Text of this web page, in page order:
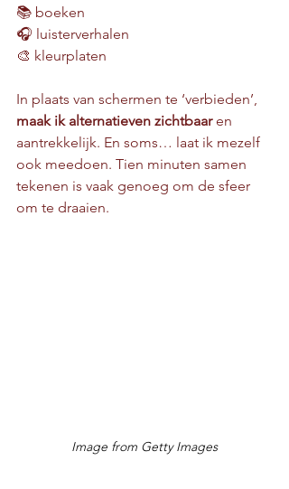
📚 boeken
🎧 luisterverhalen
🎨 kleurplaten
In plaats van schermen te ‘verbieden’,
maak ik alternatieven zichtbaar en
aantrekkelijk. En soms… laat ik mezelf
ook meedoen. Tien minuten samen
tekenen is vaak genoeg om de sfeer
om te draaien.
Image from Getty Images